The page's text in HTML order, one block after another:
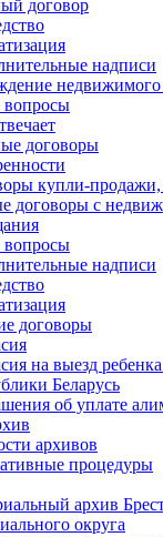
договор
надписи
договоры
купли-
договоры с
надписи
договоры
на выезд
Беларусь
об уплате
архивов
процедуры
архив
округа